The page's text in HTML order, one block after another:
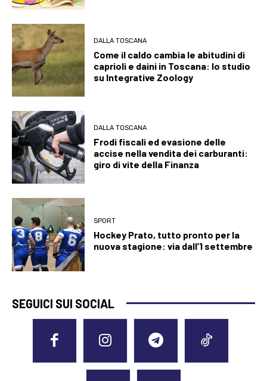
DALLA TOSCANA
Come il caldo cambia le abitudini di
caprioli e daini in Toscana: lo studio
su Integrative Zoology
DALLA TOSCANA
Frodi fiscali ed evasione delle
accise nella vendita dei carburanti:
giro di vite della Finanza
SPORT
Hockey Prato, tutto pronto per la
nuova stagione: via dall’1 settembre
SEGUICI SUI SOCIAL